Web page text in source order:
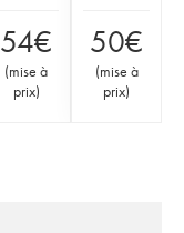
54€
(mise à
prix)
50€
(mise à
prix)